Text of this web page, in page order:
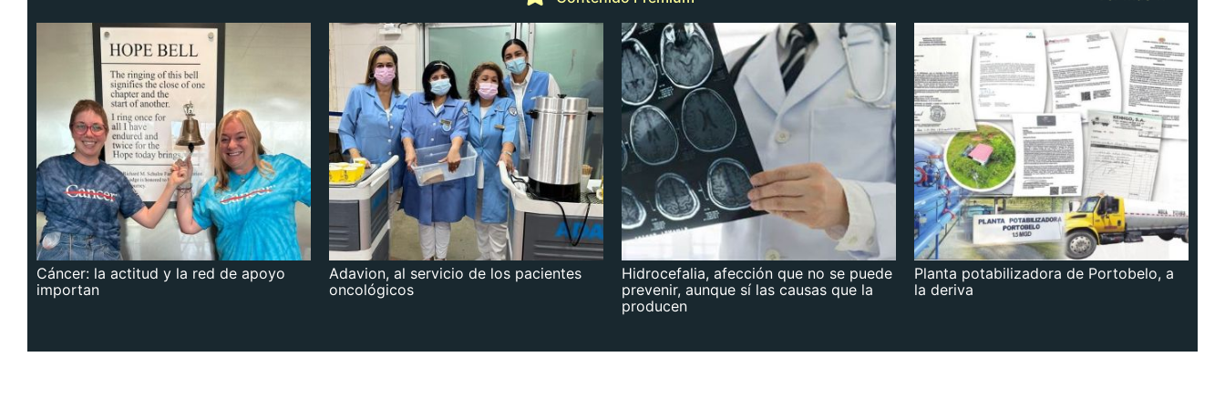
Cáncer: la actitud y la red de apoyo
importan
Adavion, al servicio de los pacientes
oncológicos
Hidrocefalia, afección que no se puede
prevenir, aunque sí las causas que la
producen
Planta potabilizadora de Portobelo, a
la deriva